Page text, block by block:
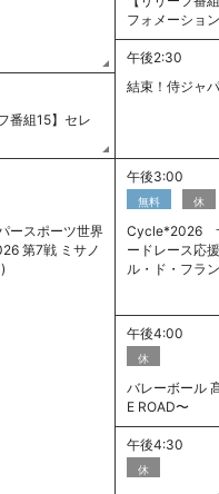
フォメーション
午後2:30
結束！侍ジャ
番組15】セレ
ースポーツ世界
第7戦 ミサノ
午後3:00
無料 休
Cycle*2026
ードレース応
ル・ド・フラ
午後4:00
休
バレーボール
E ROAD〜
午後4:30
休